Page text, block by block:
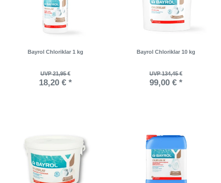
Bayrol Chloriklar 1 kg
UVP 21,95 €
18,20 € *
Bayrol Chloriklar 10 kg
UVP 134,45 €
99,00 € *